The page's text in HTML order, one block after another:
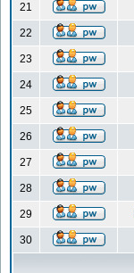
21
22
23
24
25
26
27
28
29
30